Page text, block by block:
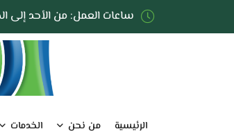
ساعات العمل: من الأحد إلى الخميس،
الرئيسية من نحن الخدمات